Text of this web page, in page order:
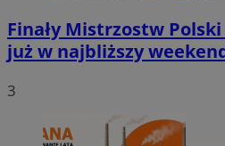
Finały Mistrzostw
już w najbliższy
3